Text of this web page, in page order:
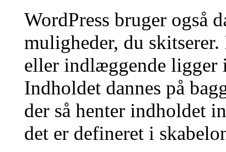
WordPress bruger også
muligheder, du
eller indlæggende ligger
Indholdet dannes på
der så henter indholdet
det er defineret i